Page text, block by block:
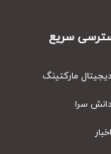
سریع
مارکتینگ
سرا